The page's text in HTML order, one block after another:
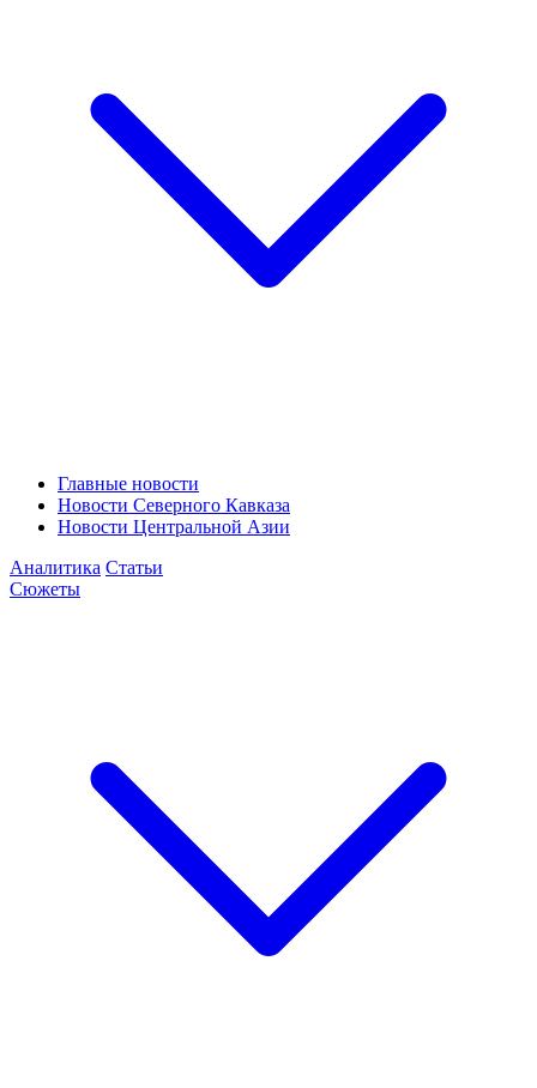
Главные новости
Новости Северного Кавказа
Новости Центральной Азии
Аналитика Статьи
Сюжеты